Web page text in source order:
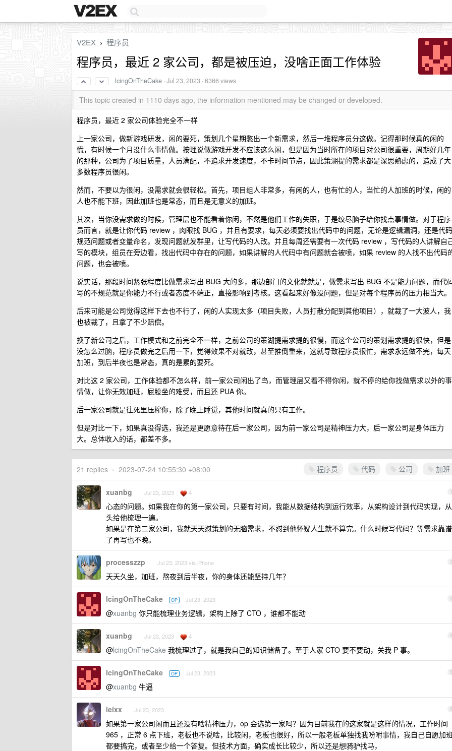
V2EX › 程序员
程序员，最近 2 家公司，都是被压迫，没啥正面工作体验
lcingOnTheCake ·Jul 23, 2023 · 6366 views
This topic created in 1110 days ago, the information mentioned may be changed or developed.
程序员，最近 2 家公司体验完全不一样
上一家公司，做新游戏研发，闲的要死，策划几个星期憋出一个新需求，然后一堆程序员分这做。记得那时候真的闲的
慌，有时候一个月没什么事情做。按理说做游戏开发不应该这么闲，但是因为当时所在的项目对公司很重要，周期好几年
的那种，公司为了项目质量，人员满配，不追求开发速度，不卡时间节点，因此策湖提的需求都是深思熟虑的，造成了大
多数程序员很闲。
然而，不要以为很闲，没需求就会很轻松。首先，项目组人非常多，有闲的人，也有忙的人，当忙的人加班的时候，闲的
人也不能下班，因此加班也是常态，而且是无意义的加班。
其次，当你没需求做的时候，管理层也不能看着你闲，不然是他们工作的失职，于是绞尽脑子给你找点事情做。对于程序
员而言，就是让你代码 review ，肉眼找 BUG ，并且有要求，每天必须要找出代码中的问题，无论是逻辑漏洞，还是代码
规范问题或者变量命名，发现问题就发群里，让写代码的人改。并且每周还需要有一次代码 review ，写代码的人讲解自
写的模块，组员在旁边看，找出代码中存在的问题，如果讲解的人代码中有问题就会被喷，如果 review 的人找不出代码
问题，也会被喷。
说实话，那段时间紧张程度比做需求写出 BUG 大的多，那边部门的文化就就是，做需求写出 BUG 不是能力问题，而代
写的不规范就是你能力不行或者态度不端正，直接影响到考核。这看起来好像没问题，但是对每个程序员的压力相当大。
后来可能是公司觉得这样下去也不行了，闲的人实现太多（项目失败，人员打散分配到其他项目），就裁了一大波人，我
也被裁了，且拿了不少赔偿。
换了新公司之后，工作模式和之前完全不一样，之前公司的策湖提需求提的很慢，而这个公司的策划需求提的很快，但是
没怎么过脑，程序员做完之后用一下，觉得效果不对就改，甚至推倒重来，这就导致程序员很忙，需求永远做不完，每天
加班，到后半夜也是常态，真的是累的要死。
对比这 2 家公司，工作体验都不怎么样，前一家公司闲出了鸟，而管理层又看不得你闲，就不停的给你找做需求以外的事
情做，让你无效加班，屁股坐的难受，而且还 PUA 你。
后一家公司就是往死里压榨你，除了晚上睡觉，其他时间就真的只有工作。
但是对比一下，如果真没得选，我还是更愿意待在后一家公司，因为前一家公司是精神压力大，后一家公司是身体压力
大。总体收入的话，都差不多。
程序员 代码 公司 加班
21 replies • 2023-07-24 10:55:30 +08:00
1
xuanbg Jul 23, 2023 4
心态的问题。如果我在你的第一家公司，只要有时间，我能从数据结构到运行效率，从架构设计到代码实现，从
头给他梳理一遍。
如果是在第二家公司，我就天天怼策划的无脑需求，不怼到他怀疑人生就不算完。什么时候写代码？等需求靠谱
了再写也不晚。
2
processzzp Jul 23, 2023 via iPhone
天天久坐，加班，熬夜到后半夜，你的身体还能坚持几年？
3
lcingOnTheCake OP Jul 23, 2023
@xuanbg 你只能梳理业务逻辑，架构上除了 CTO ，谁都不能动
4
xuanbg Jul 23, 2023 4
@lcingOnTheCake 我梳理过了，就是我自己的知识储备了。至于人家 CTO 要不要动，关我 P 事。
5
lcingOnTheCake OP Jul 23, 2023
@xuanbg 牛逼
6
leixx Jul 23, 2023
如果第一家公司闲而且还没有啥精神压力，op 会选第一家吗？因为目前我在的这家就是这样的情况，工作时间
965 ，正常 6 点下班，老板也不说啥，比较闲，老板也很好，所以一般老板单独找我吩咐事情，我自己自愿加
都要搞完，或者至少给一个答复。但技术方面，确实成长比较少，所以还是想骑驴找马，